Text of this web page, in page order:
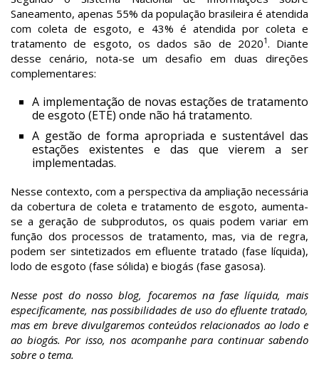
Saneamento, apenas 55% da população brasileira é atendida
com coleta de esgoto, e 43% é atendida por coleta e
tratamento de esgoto, os dados são de 20201. Diante
desse cenário, nota-se um desafio em duas direções
complementares:
A implementação de novas estações de tratamento
de esgoto (ETE) onde não há tratamento.
A gestão de forma apropriada e sustentável das
estações existentes e das que vierem a ser
implementadas.
Nesse contexto, com a perspectiva da ampliação necessária
da cobertura de coleta e tratamento de esgoto, aumenta-
se a geração de subprodutos, os quais podem variar em
função dos processos de tratamento, mas, via de regra,
podem ser sintetizados em efluente tratado (fase líquida),
lodo de esgoto (fase sólida) e biogás (fase gasosa).
Nesse post do nosso blog, focaremos na fase líquida, mais
especificamente, nas possibilidades de uso do efluente tratado,
mas em breve divulgaremos conteúdos relacionados ao lodo e
ao biogás. Por isso, nos acompanhe para continuar sabendo
sobre o tema.